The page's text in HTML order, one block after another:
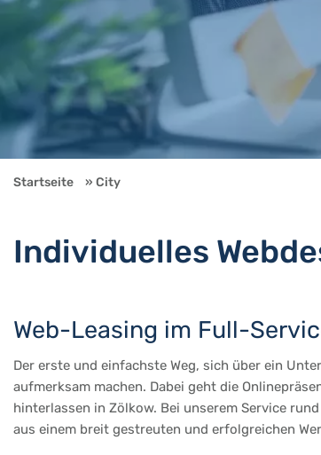
Startseite City
Individuelles
Web-Leasing im Full-
Der erste und einfachste Weg, sich über ein
aufmerksam machen. Dabei geht die
hinterlassen in Zölkow. Bei unserem Service
aus einem breit gestreuten und erfolgreichen